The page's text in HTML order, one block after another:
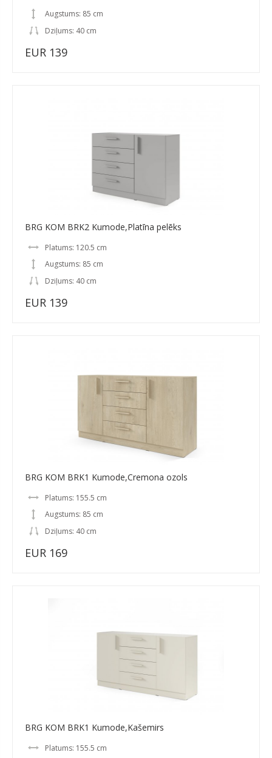
Augstums: 85 cm
Dziļums: 40 cm
EUR 139
BRG KOM BRK2 Kumode,Platīna pelēks
Platums: 120.5 cm
Augstums: 85 cm
Dziļums: 40 cm
EUR 139
BRG KOM BRK1 Kumode,Cremona ozols
Platums: 155.5 cm
Augstums: 85 cm
Dziļums: 40 cm
EUR 169
BRG KOM BRK1 Kumode,Kašemirs
Platums: 155.5 cm